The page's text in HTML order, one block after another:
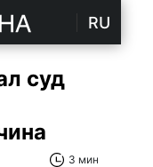
RU
суд
3 мин